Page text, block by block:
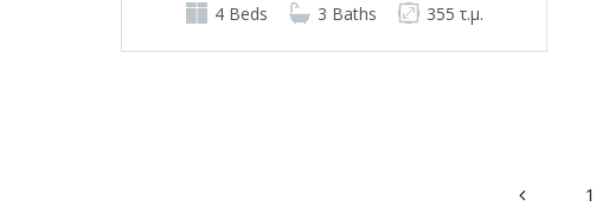
4 Beds 3 Baths 355 τ.μ.
1